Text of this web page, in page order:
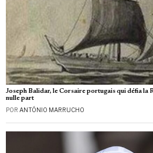
Joseph Balidar, le Corsaire portugais qui défia la
nulle part
POR ANTÓNIO MARRUCHO